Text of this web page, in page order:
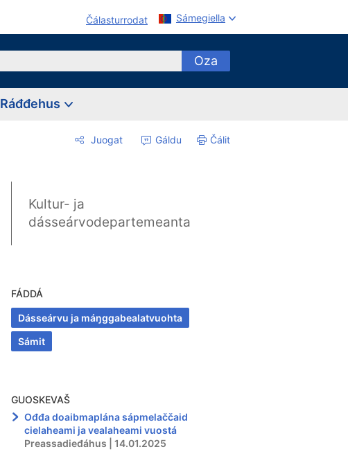
Čálasturrodat Sámegiella
Oza
Ráđđehus
Juogat Gáldu Čálit
Kultur- ja
dásseárvodepartemeanta
FÁDDÁ
Dásseárvu ja máŋggabealatvuohta
Sámit
GUOSKEVAŠ
Ođđa doaibmaplána sápmelaččaid
cielaheami ja vealaheami vuostá
Preassadieđáhus | 14.01.2025